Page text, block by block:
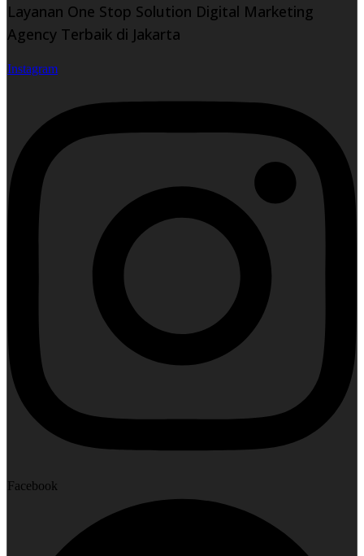
Layanan One Stop Solution Digital Marketing
Agency Terbaik di Jakarta
Instagram
Facebook